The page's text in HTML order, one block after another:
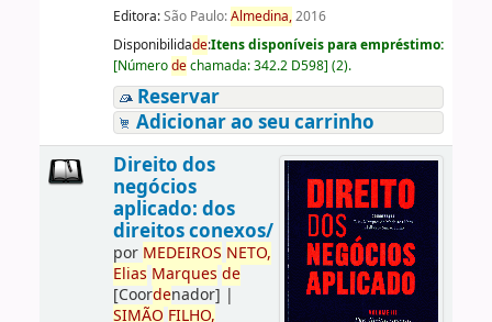
Editora:São Paulo:Almedina,2016
Disponibilidade:Itens disponíveis para empréstimo:
[Númerodechamada:342.2 D598] (2).
Reservar
Adicionar ao seu carrinho
Direito dos
negócios
aplicado: dos
direitos conexos/
por MEDEIROS NETO,
Elias Marques de
[Coordenador] |
SIMÃO FILHO,